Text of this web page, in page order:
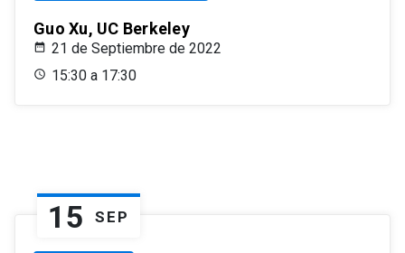
Guo Xu, UC Berkeley
21 de Septiembre de 2022
15:30 a 17:30
15 SEP